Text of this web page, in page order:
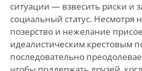
ситуации — взвесить риски и
социальный статус. Несмотря
позерство и нежелание
идеалистическим крестовым
последовательно